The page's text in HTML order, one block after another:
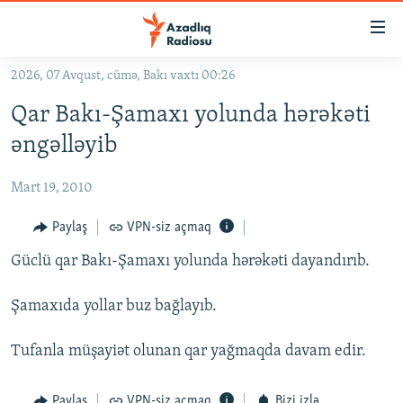
Əsas
qayıt
Əsas
naviqasiyaya
qayıt
#İZAHLA
KORRUPSIOMETR
#ƏSLINDƏ
FƏRQƏ BAX
QANUNI DOĞRU
VIDEO
RADIO ARXIV
2026, 07 Avqust, cümə, Bakı vaxtı 00:26
Qar Bakı-Şamaxı yolunda hərəkəti
əngəlləyib
Mart 19, 2010
Paylaş VPN-siz açmaq
Güclü qar Bakı-Şamaxı yolunda hərəkəti dayandırıb.
Şamaxıda yollar buz bağlayıb.
Tufanla müşayiət olunan qar yağmaqda davam edir.